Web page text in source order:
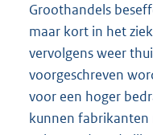
Groothandels
maar kort in het
vervolgens weer
voorgeschreven
voor een hoger
kunnen fabrikanten